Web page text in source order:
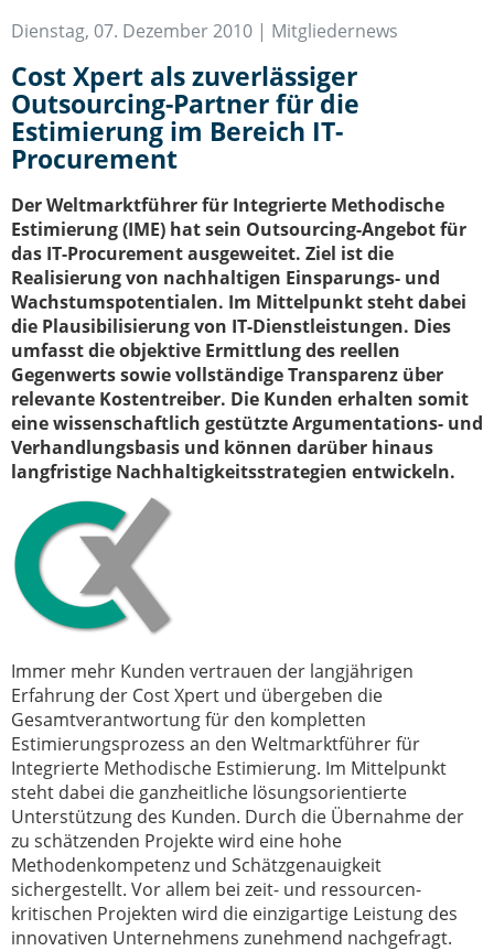
Start-Up Augsburg
Dienstag, 07. Dezember 2010 | Mitgliedernews
Cost Xpert als zuverlässiger
Outsourcing-Partner für die
Estimierung im Bereich IT-
Procurement
Der Weltmarktführer für Integrierte Methodische
Estimierung (IME) hat sein Outsourcing-Angebot für
das IT-Procurement ausgeweitet. Ziel ist die
Realisierung von nachhaltigen Einsparungs- und
Wachstumspotentialen. Im Mittelpunkt steht dabei
die Plausibilisierung von IT-Dienstleistungen. Dies
umfasst die objektive Ermittlung des reellen
Gegenwerts sowie vollständige Transparenz über
relevante Kostentreiber. Die Kunden erhalten somit
eine wissenschaftlich gestützte Argumentations- und
Verhandlungsbasis und können darüber hinaus
langfristige Nachhaltigkeitsstrategien entwickeln.
Immer mehr Kunden vertrauen der langjährigen
Erfahrung der Cost Xpert und übergeben die
Gesamtverantwortung für den kompletten
Estimierungsprozess an den Weltmarktführer für
Integrierte Methodische Estimierung. Im Mittelpunkt
steht dabei die ganzheitliche lösungsorientierte
Unterstützung des Kunden. Durch die Übernahme der
zu schätzenden Projekte wird eine hohe
Methodenkompetenz und Schätzgenauigkeit
sichergestellt. Vor allem bei zeit- und ressourcen-
kritischen Projekten wird die einzigartige Leistung des
innovativen Unternehmens zunehmend nachgefragt.